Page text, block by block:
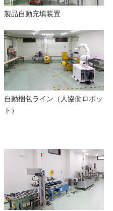
製品自動充填装置
自動梱包ライン（人協働ロボッ
ト）